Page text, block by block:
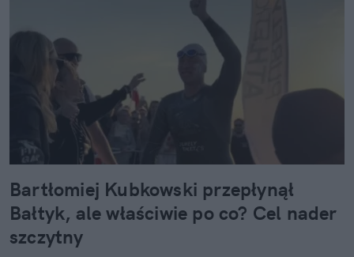
Bartłomiej Kubkowski przepłynął
Bałtyk, ale właściwie po co? Cel nader
szczytny